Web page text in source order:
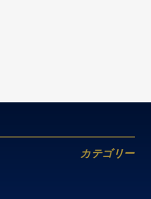
カテゴリー